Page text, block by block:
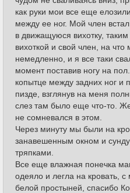
как руки мои все еще
между ее ног. Мой член
в движащуюся вихотку,
вихоткой и свой член, на что
немедленно, и я все таки
момент поставив ногу на
копытце между задних ног и
пизде, взглянув на меня
слез там было еще что-то.
не сомневался в этом.
Через минуту мы были на
занавешенным окном и
тряпками.
Все еще влажная понечка
одеяло и легла на кровать, с
белой простыней, спасибо